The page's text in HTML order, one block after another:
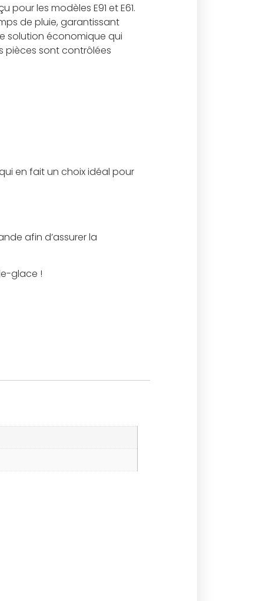
les modèles E91 et E61.
de pluie, garantissant
solution économique qui
pièces sont contrôlées
en fait un choix idéal pour
afin d’assurer la
glace !